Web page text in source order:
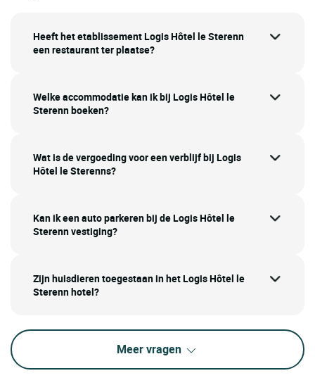
Heeft het etablissement Logis Hôtel le Sterenn
een restaurant ter plaatse?
Welke accommodatie kan ik bij Logis Hôtel le
Sterenn boeken?
Wat is de vergoeding voor een verblijf bij Logis
Hôtel le Sterenns?
Kan ik een auto parkeren bij de Logis Hôtel le
Sterenn vestiging?
Zijn huisdieren toegestaan in het Logis Hôtel le
Sterenn hotel?
Meer vragen